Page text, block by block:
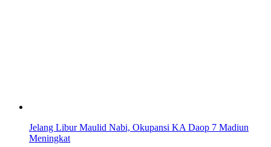
Jelang Libur Maulid Nabi, Okupansi KA Daop 7 Madiun
Meningkat